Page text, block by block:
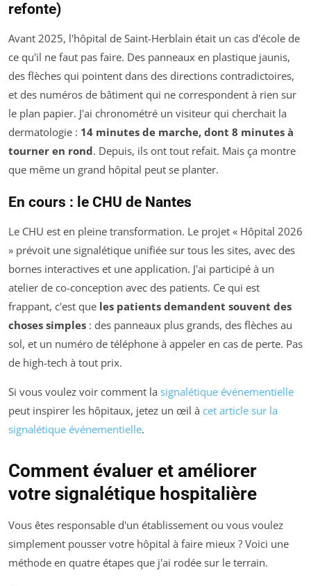
refonte)
Avant 2025, l'hôpital de Saint-Herblain était un cas d'école de
ce qu'il ne faut pas faire. Des panneaux en plastique jaunis,
des flèches qui pointent dans des directions contradictoires,
et des numéros de bâtiment qui ne correspondent à rien sur
le plan papier. J'ai chronométré un visiteur qui cherchait la
dermatologie : 14 minutes de marche, dont 8 minutes à
tourner en rond. Depuis, ils ont tout refait. Mais ça montre
que même un grand hôpital peut se planter.
En cours : le CHU de Nantes
Le CHU est en pleine transformation. Le projet « Hôpital 2026
» prévoit une signalétique unifiée sur tous les sites, avec des
bornes interactives et une application. J'ai participé à un
atelier de co-conception avec des patients. Ce qui est
frappant, c'est que les patients demandent souvent des
choses simples : des panneaux plus grands, des flèches au
sol, et un numéro de téléphone à appeler en cas de perte. Pas
de high-tech à tout prix.
Si vous voulez voir comment la signalétique événementielle
peut inspirer les hôpitaux, jetez un œil à cet article sur la
signalétique événementielle.
Comment évaluer et améliorer
votre signalétique hospitalière
Vous êtes responsable d'un établissement ou vous voulez
simplement pousser votre hôpital à faire mieux ? Voici une
méthode en quatre étapes que j'ai rodée sur le terrain.